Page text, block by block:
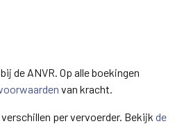
de ANVR. Op alle boekingen
van kracht.
per vervoerder. Bekijk de